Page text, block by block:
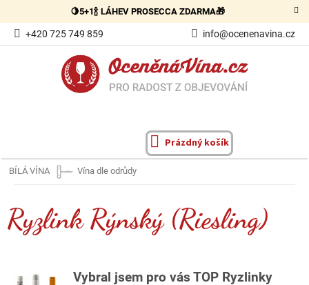
obsah
🍋5+1🍾 LÁHEV PROSECCA ZDARMA🎁
+420 725 749 859 info@ocenenavina.cz
NÁKUPNÍ
Prázdný košík
BÍLÁ VÍNA Vína dle odrůdy
Ryzlink Rýnský (Riesling)
Vybral jsem pro vás TOP Ryzlinky